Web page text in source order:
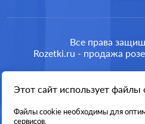
Производ.: Systeme
Материал:
Кол-во клавиш:
Все права
Rozetki.ru - продажа
Разработка сайта
Этот сайт использует файлы
Файлы cookie необходимы для
сервисов.